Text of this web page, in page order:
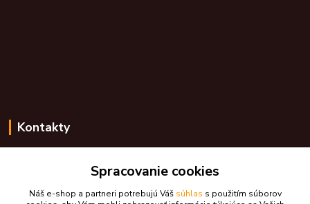
Kontakty
+421 948 776 224Spracovanie cookies
Náš e-shop a partneri potrebujú Váš súhlas s použitím súborov